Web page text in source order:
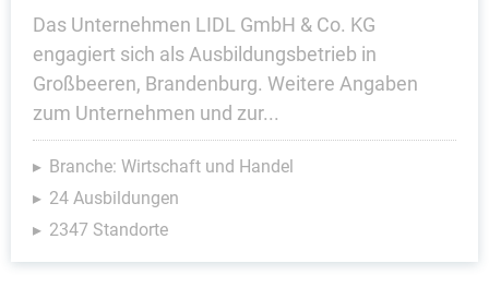
Das Unternehmen LIDL GmbH & Co. KG
engagiert sich als Ausbildungsbetrieb in
Großbeeren, Brandenburg. Weitere Angaben
zum Unternehmen und zur...
Branche: Wirtschaft und Handel
24 Ausbildungen
2347 Standorte